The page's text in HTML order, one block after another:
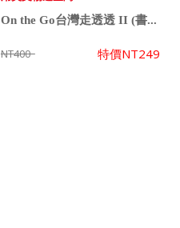
On the Go台灣走透透 II (書...
NT400 特價NT249